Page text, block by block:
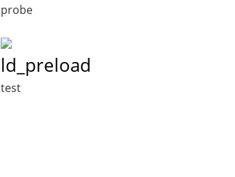
probe
ld_preload
test